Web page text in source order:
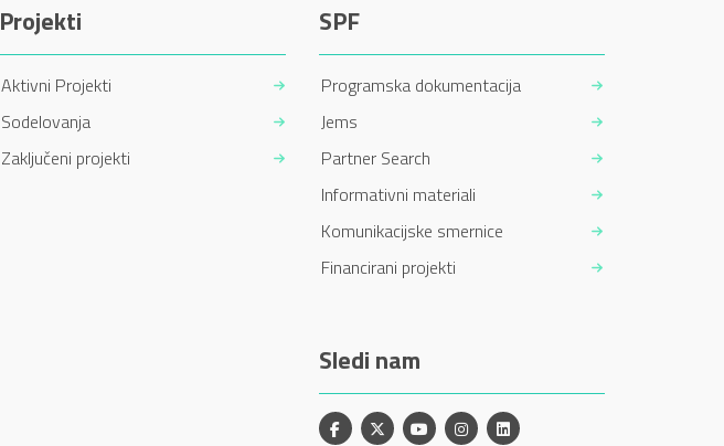
Projekti
Aktivni Projekti
Sodelovanja
Zaključeni projekti
SPF
Programska dokumentacija
Jems
Partner Search
Informativni materiali
Komunikacijske smernice
Financirani projekti
Sledi nam
Facebook
X YouTubeInstagramLinkedin